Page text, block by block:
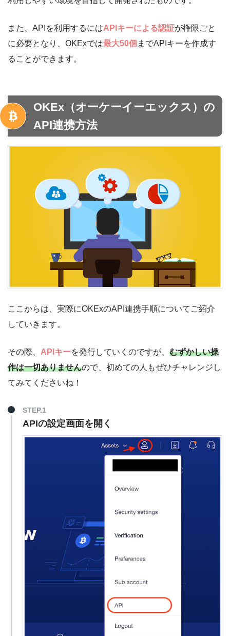
また、APIを利用するにはAPIキーによる認証が権限ごと
に必要となり、OKExでは最大50個 までAPIキーを作成す
ることができます。
OKEx（オーケーイーエックス）の
API連携方法
ここからは、実際にOKExのAPI連携手順についてご紹介
していきます。
その際、 APIキーを発行していくのですが、 むずかしい操
作は一切ありませんので、初めての人もぜひチャレンジし
てみてくださいね！
STEP.1
APIの設定画面を開く